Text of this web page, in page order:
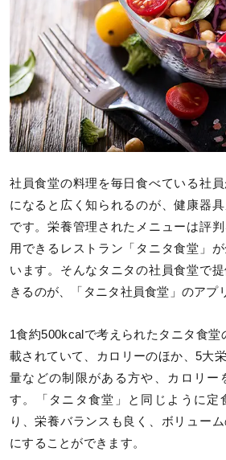
社員食堂の料理を毎日食べている社
になると広く知られるのが、健康器具
です。栄養管理されたメニューは評
用できるレストラン「タニタ食堂」
います。そんなタニタの社員食堂で
きるのが、「タニタ社員食堂」のアプ
1食約500kcalで考えられたタニタ食堂
載されていて、カロリーのほか、5大
量などの制限がある方や、カロリー
す。「タニタ食堂」と同じように定
り、栄養バランスも良く、ボリュー
にすることができます。